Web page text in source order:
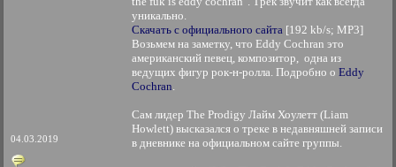
04.03.2019
уникально.
Скачать с официального сайта [192 kb/s; MP3]
Возьмем на заметку, что Eddy Cochran это
американский певец, композитор, одна из
ведущих фигур рок-н-ролла. Подробно о Eddy
Cochran.
Сам лидер The Prodigy Лайм Хоулетт (Liam
Howlett) высказался о треке в недавняшней записи
в дневнике на официальном сайте группы.